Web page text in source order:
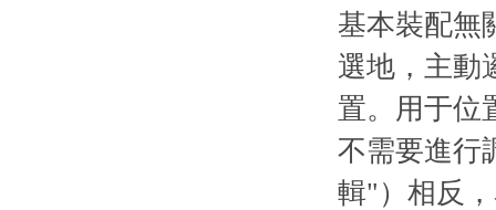
基本裝配無
選地，主動
置。用于位
不需要進行
輯"）相反